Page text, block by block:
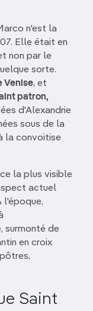
n'est la
Elle était en
non par le
sorte.
Venise, et
patron,
d'Alexandrie
sous de la
la convoitise
la plus visible
actuel
l'époque,
surmonté de
en croix
Saint